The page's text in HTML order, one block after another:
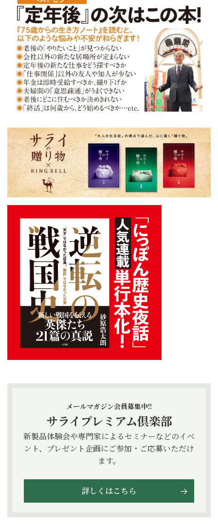
メールマガジン会員募集中!!
サライプレミアム倶楽部
新製品体験会や専門家によるセミナーなどのイベ
ント、プレゼント企画にご参加・ご応募いただけ
ます。
詳しくはこちら